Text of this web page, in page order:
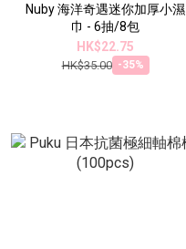
Nuby 海洋奇遇迷你加厚小濕
巾 - 6抽/8包
HK$22.75
HK$35.00 -35%